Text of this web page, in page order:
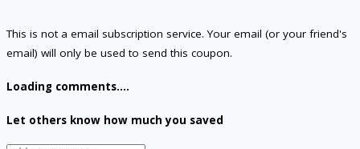
This is not a email subscription service. Your email (or your friend's
email) will only be used to send this coupon.
Loading comments....
Let others know how much you saved